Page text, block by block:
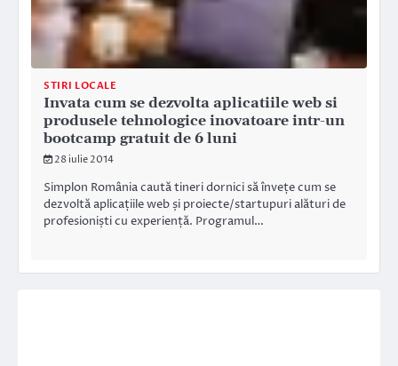
STIRI LOCALE
Invata cum se dezvolta aplicatiile web si
produsele tehnologice inovatoare intr-un
bootcamp gratuit de 6 luni
28 iulie 2014
Simplon România caută tineri dornici să învețe cum se
dezvoltă aplicațiile web și proiecte/startup­uri alături de
profesioniști cu experiență. Programul…